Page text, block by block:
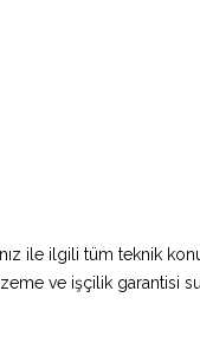
ile ilgili tüm teknik
ve işçilik garantisi